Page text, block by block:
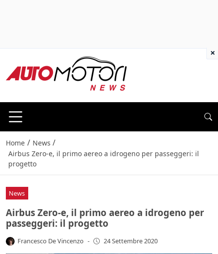
Home / News /
Airbus Zero-e, il primo aereo a idrogeno per passeggeri: il
progetto
News
Airbus Zero-e, il primo aereo a idrogeno per
passeggeri: il progetto
Francesco De Vincenzo - 24 Settembre 2020
×